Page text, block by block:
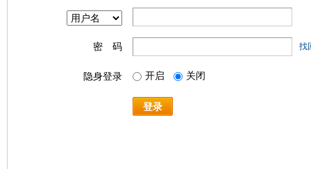
密 码 找
隐身登录 开启 关闭
登录